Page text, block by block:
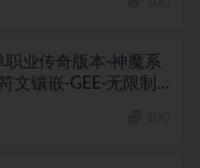
业传奇版本-神魔系
文镶嵌-GEE-无限制